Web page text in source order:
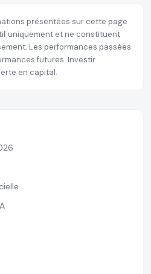
présentées sur cette page
uniquement et ne constituent
Les performances passées
futures. Investir
en capital.